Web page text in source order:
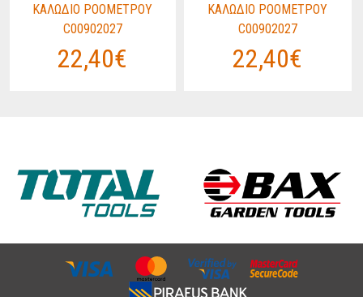
ΚΑΛΩΔΙΟ ΡΟΟΜΕΤΡΟΥ
C00902027
22,40€
ΚΑΛΩΔΙΟ ΡΟΟΜΕΤΡΟΥ
C00902027
22,40€